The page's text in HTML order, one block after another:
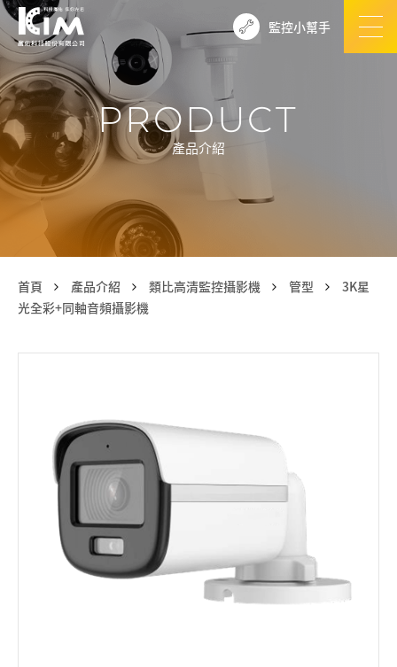
監控小幫手
PRODUCT
產品介紹
首頁 產品介紹 類比高清監控攝影機 管型
3K星
光全彩+同軸音頻攝影機